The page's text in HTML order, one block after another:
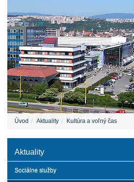
Úvod Aktuality Kultúra a voľný čas
Aktuality
Sociálne služby